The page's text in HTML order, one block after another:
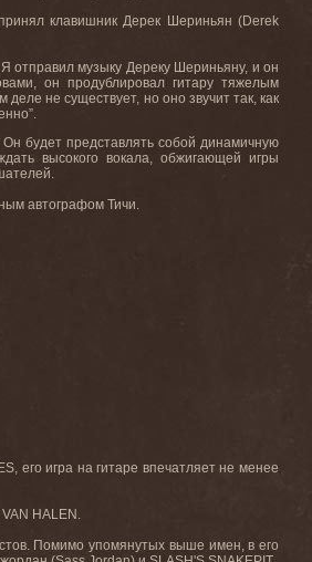
клавишник Дерек Шериньян (Derek
отправил музыку Дереку Шериньяну, и он
он продублировал гитару тяжелым
не существует, но оно звучит так, как
будет представлять собой динамичную
высокого вокала, обжигающей игры
автографом Тичи.
его игра на гитаре впечатляет не менее
HALEN.
Помимо упомянутых выше имен, в его